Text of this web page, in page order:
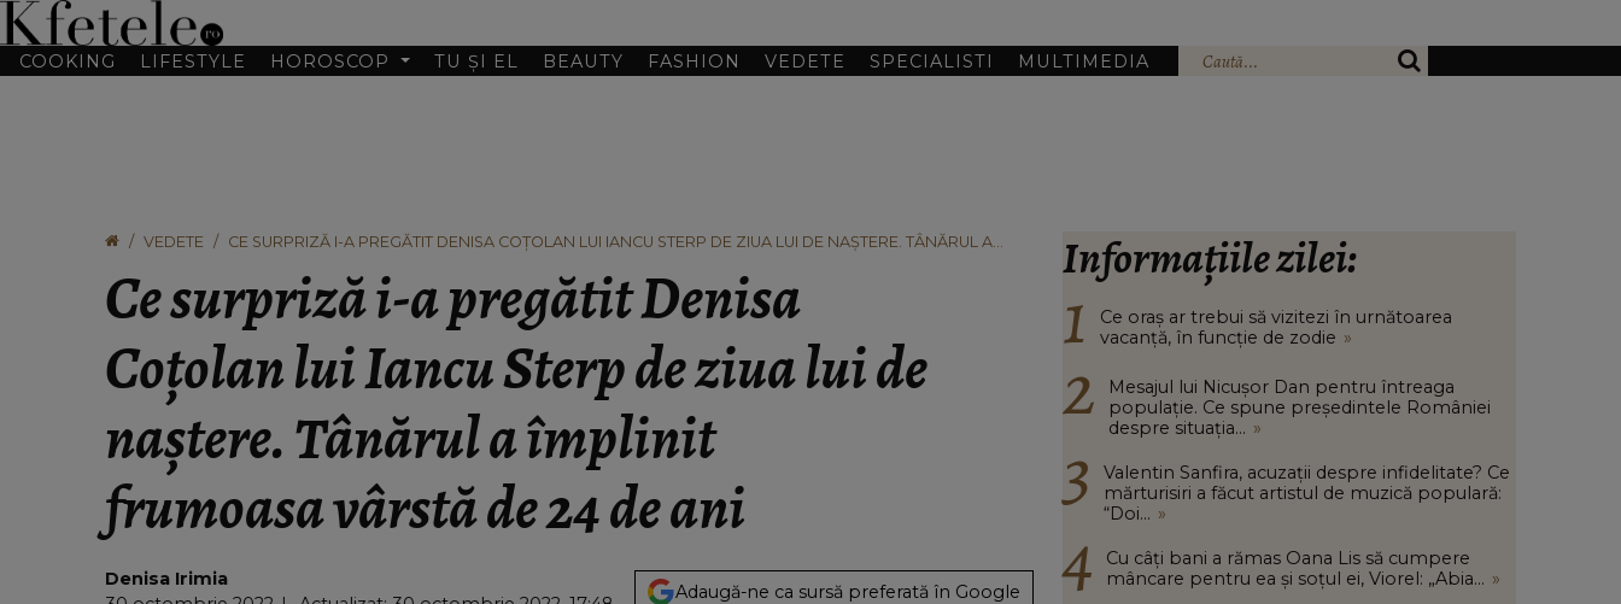
COOKING LIFESTYLE HOROSCOP TU ȘI EL BEAUTY FASHION VEDETE SPECIALISTI MULTIMEDIA
VEDETE
CE SURPRIZĂ I-A PREGĂTIT DENISA COȚOLAN LUI IANCU STERP DE ZIUA LUI DE NAȘTERE. TÂNĂRUL A
Ce surpriză i-a pregătit Denisa
Coțolan lui Iancu Sterp de ziua lui de
naștere. Tânărul a împlinit
frumoasa vârstă de 24 de ani
Denisa Irimia
Adaugă-ne ca sursă preferată în Google
Informațiile zilei:
Ce oraș ar trebui să vizitezi în urnătoarea
vacanță, în funcție de zodie »
Mesajul lui Nicușor Dan pentru întreaga
populație. Ce spune președintele României
despre situația... »
Valentin Sanfira, acuzații despre infidelitate? Ce
mărturisiri a făcut artistul de muzică populară:
“Doi... »
Cu câți bani a rămas Oana Lis să cumpere
mâncare pentru ea și soțul ei, Viorel: „Abia... »